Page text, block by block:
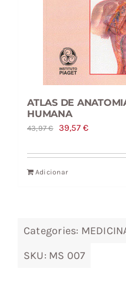
ATLAS DE
HUMANA
43,97€
O
original
era:
39,57€O
atual
Adicionar
Categories:
SKU: MS 007